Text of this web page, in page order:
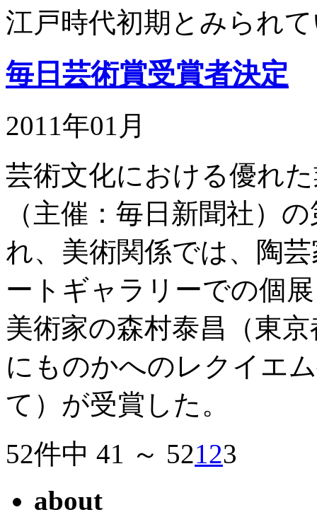
江戸時代初期とみられ
毎日芸術賞受賞者決定
2011年01月
芸術文化における優れ
（主催：毎日新聞社）
れ、美術関係では、陶
ートギャラリーでの個
美術家の森村泰昌（東
にものかへのレクイエ
て）が受賞した。
52件中 41 ～ 52123
about